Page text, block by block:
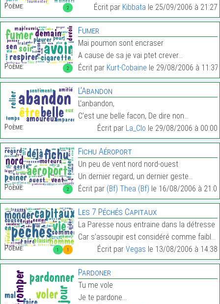
2
Poème:
Écrit par Kibbata le 25/09/2006 à 21:27
2
Poème:
Fumer
Mai poumon sont encraser
A cause de sa je vai ptet crever…
Écrit par Kurt-Cobaine le 29/08/2006 à 11:37
Poème:
L’Abandon
L’anbandon,
C’est une belle facon, De dire non…
Écrit par La_Clo le 29/08/2006 à 00:00
2
Poème:
Fichu Aéroport
Un peu de vent nord nord-ouest
Un dernier regard, un dernier geste…
Écrit par (Bf) Thea (Bf) le 16/08/2006 à
1 1
Poème:
Les 7 Péchés Capitaux
La Paresse nous entraine dans la détresse
Car s’assoupir est considéré comme faiblesse…
Écrit par Vegas le 13/08/2006 à 14:38
Pardoner
Tu me vole
Je te pardone…